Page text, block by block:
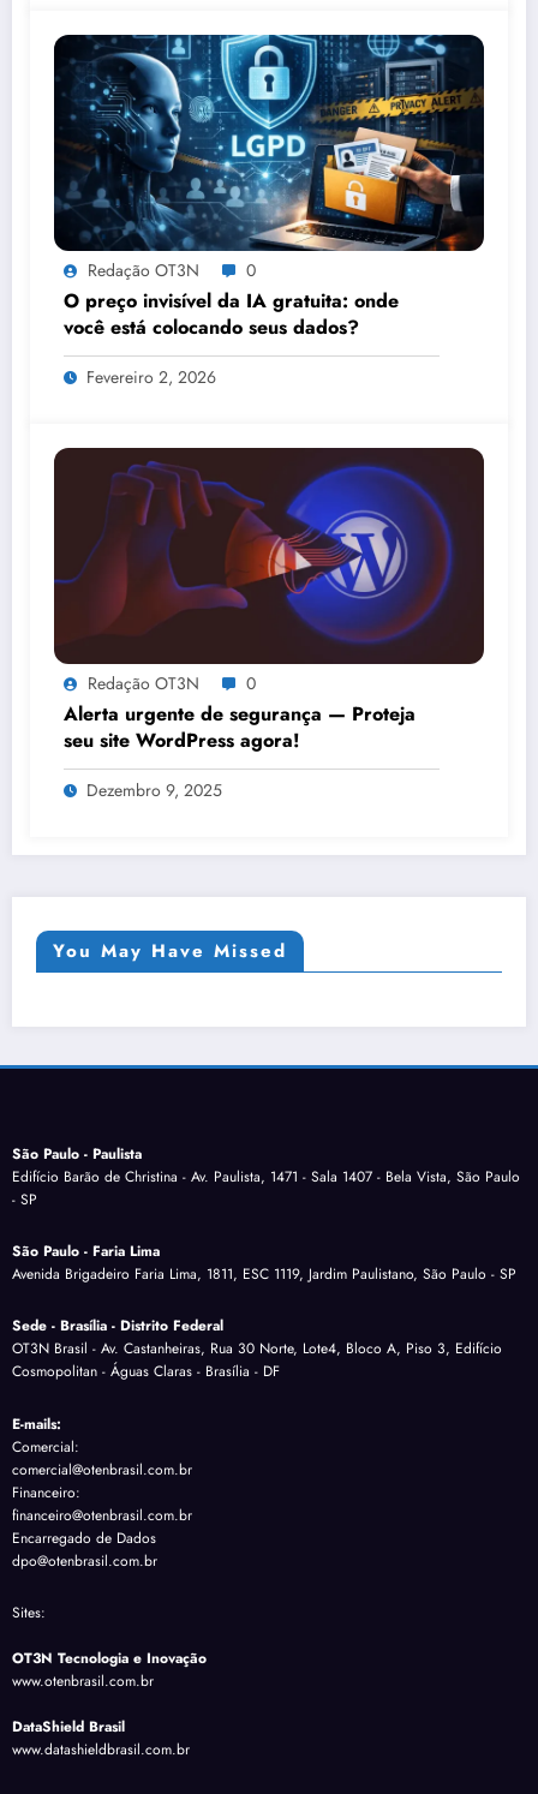
Redação OT3N 0
O preço invisível da IA gratuita: onde
você está colocando seus dados?
Fevereiro 2, 2026
Redação OT3N 0
Alerta urgente de segurança — Proteja
seu site WordPress agora!
Dezembro 9, 2025
You May Have Missed
São Paulo - Paulista
Edifício Barão de Christina - Av. Paulista, 1471 - Sala 1407 - Bela Vista, São Paulo
- SP
São Paulo - Faria Lima
Avenida Brigadeiro Faria Lima, 1811, ESC 1119, Jardim Paulistano, São Paulo - SP
Sede - Brasília - Distrito Federal
OT3N Brasil - Av. Castanheiras, Rua 30 Norte, Lote4, Bloco A, Piso 3, Edifício
Cosmopolitan - Águas Claras - Brasília - DF
E-mails:
Comercial:
comercial@otenbrasil.com.br
Financeiro:
financeiro@otenbrasil.com.br
Encarregado de Dados
dpo@otenbrasil.com.br
Sites:
OT3N Tecnologia e Inovação
www.otenbrasil.com.br
DataShield Brasil
www.datashieldbrasil.com.br